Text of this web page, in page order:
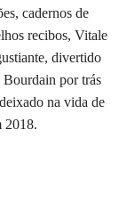
cadernos de
recibos, Vitale
divertido
por trás
na vida de
2018.